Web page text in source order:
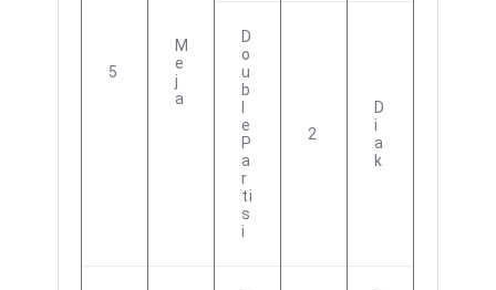
5
M
E
J
A
D
O
U
B
E
P
A
R
Ti
S
I
2
D
I
A
K